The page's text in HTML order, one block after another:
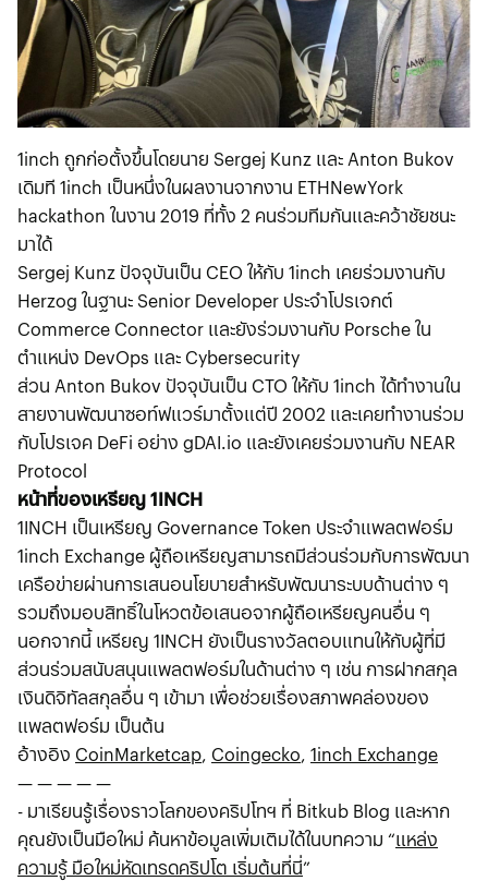
1inch ถูกก่อตั้งขึ้นโดยนาย Sergej Kunz และ Anton Bukov
เดิมที 1inch เป็นหนึ่งในผลงานจากงาน ETHNewYork
hackathon ในงาน 2019 ที่ทั้ง 2 คนร่วมทีมกันและคว้าชัยชนะ
มาได้
Sergej Kunz ปัจจุบันเป็น CEO ให้กับ 1inch เคยร่วมงานกับ
Herzog ในฐานะ Senior Developer ประจำโปรเจกต์
Commerce Connector และยังร่วมงานกับ Porsche ใน
ตำแหน่ง DevOps และ Cybersecurity
ส่วน Anton Bukov ปัจจุบันเป็น CTO ให้กับ 1inch ได้ทำงานใน
สายงานพัฒนาซอท์ฟแวร์มาตั้งแต่ปี 2002 และเคยทำงานร่วม
กับโปรเจค DeFi อย่าง gDAI.io และยังเคยร่วมงานกับ NEAR
Protocol
หน้าที่ของเหรียญ 1INCH
1INCH เป็นเหรียญ Governance Token ประจำแพลตฟอร์ม
1inch Exchange ผู้ถือเหรียญสามารถมีส่วนร่วมกับการพัฒนา
เครือข่ายผ่านการเสนอนโยบายสำหรับพัฒนาระบบด้านต่าง ๆ
รวมถึงมอบสิทธิ์ในโหวตข้อเสนอจากผู้ถือเหรียญคนอื่น ๆ
นอกจากนี้ เหรียญ 1INCH ยังเป็นรางวัลตอบแทนให้กับผู้ที่มี
ส่วนร่วมสนับสนุนแพลตฟอร์มในด้านต่าง ๆ เช่น การฝากสกุล
เงินดิจิทัลสกุลอื่น ๆ เข้ามา เพื่อช่วยเรื่องสภาพคล่องของ
แพลตฟอร์ม เป็นต้น
อ้างอิง CoinMarketcap, Coingecko, 1inch Exchange
— — — — —
- มาเรียนรู้เรื่องราวโลกของคริปโทฯ ที่ Bitkub Blog และหาก
คุณยังเป็นมือใหม่ ค้นหาข้อมูลเพิ่มเติมได้ในบทความ “แหล่ง
ความรู้ มือใหม่หัดเทรดคริปโต เริ่มต้นที่นี่”